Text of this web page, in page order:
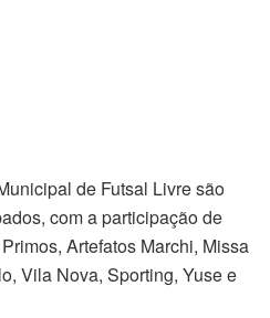
de Futsal Livre são
com a participação de
Artefatos Marchi, Missa
Vila Nova, Sporting, Yuse e